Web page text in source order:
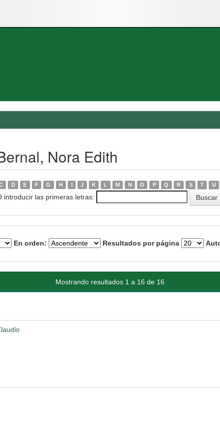
Nora Edith
D E F G H I J K L M N O P Q R S T U
introducir las primeras letras:
En orden: Resultados por página
Mostrando resultados 1 a 16 de 16